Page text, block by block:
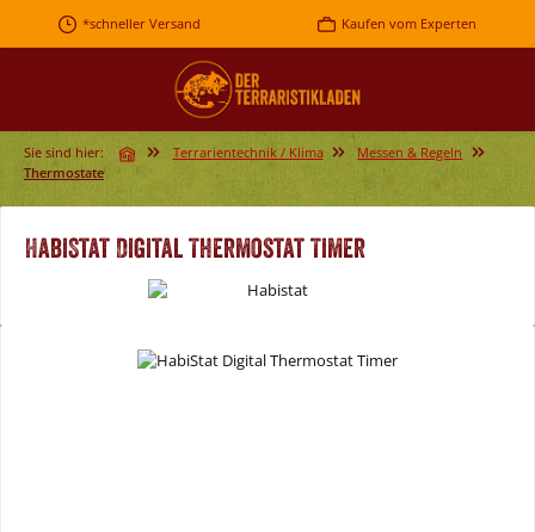
Zum Hauptinhalt springen
*schneller Versand Kaufen vom Experten
Sie sind hier: Terrarientechnik / Klima
Messen & Regeln
Thermostate
HabiStat Digital Thermostat Timer
Bildergalerie überspringen